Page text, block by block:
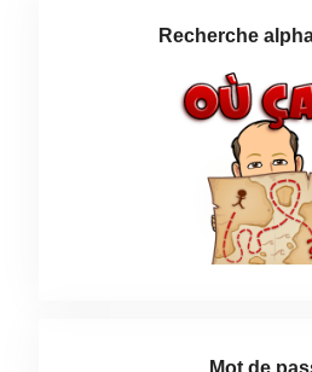
Recherche